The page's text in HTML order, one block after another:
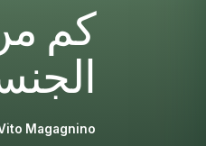
كم
Magagnino